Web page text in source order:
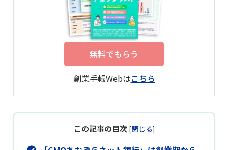
無料でもらう
創業手帳Webはこちら
この記事の目次 [閉じる]